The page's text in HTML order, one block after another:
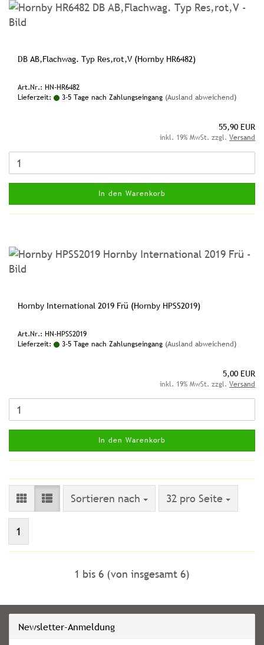
DB AB,Flachwag. Typ Res,rot,V (Hornby HR6482)
Art.Nr.: HN-HR6482
Lieferzeit:
3-5 Tage nach Zahlungseingang (Ausland abweichend)
55,90 EUR
inkl. 19% MwSt. zzgl. Versand
In den Warenkorb
Hornby International 2019 Frü (Hornby HPSS2019)
Art.Nr.: HN-HPSS2019
Lieferzeit:
3-5 Tage nach Zahlungseingang (Ausland abweichend)
5,00 EUR
inkl. 19% MwSt. zzgl. Versand
In den Warenkorb
Sortieren nach
Sortieren nach 32 pro Seite
pro Seite
1
1 bis 6 (von insgesamt 6)
Newsletter-Anmeldung